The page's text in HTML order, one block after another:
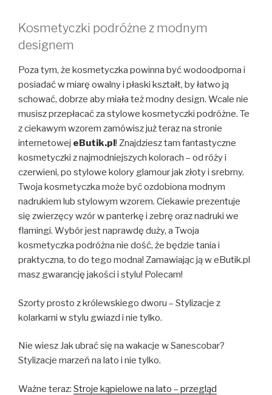
Kosmetyczki podróżne z modnym
designem
Poza tym, że kosmetyczka powinna być wodoodporna i
posiadać w miarę owalny i płaski kształt, by łatwo ją
schować, dobrze aby miała też modny design. Wcale nie
musisz przepłacać za stylowe kosmetyczki podróżne. Te
z ciekawym wzorem zamówisz już teraz na stronie
internetowej eButik.pl! Znajdziesz tam fantastyczne
kosmetyczki z najmodniejszych kolorach – od róży i
czerwieni, po stylowe kolory glamour jak złoty i srebrny.
Twoja kosmetyczka może być ozdobiona modnym
nadrukiem lub stylowym wzorem. Ciekawie prezentuje
się zwierzęcy wzór w panterkę i zebrę oraz nadruki we
flamingi. Wybór jest naprawdę duży, a Twoja
kosmetyczka podróżna nie dość, że będzie tania i
praktyczna, to do tego modna! Zamawiając ją w eButik.pl
masz gwarancję jakości i stylu! Polecam!
Szorty prosto z królewskiego dworu – Stylizacje z
kolarkami w stylu gwiazd i nie tylko.
Nie wiesz Jak ubrać się na wakacje w Sanescobar?
Stylizacje marzeń na lato i nie tylko.
Ważne teraz: Stroje kąpielowe na lato – przegląd